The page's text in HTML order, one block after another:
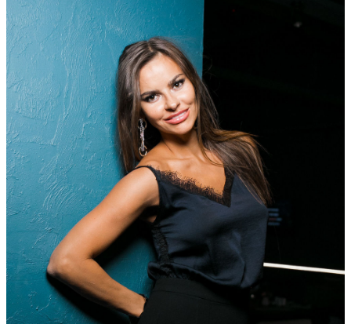
Ссылка на отбор фото